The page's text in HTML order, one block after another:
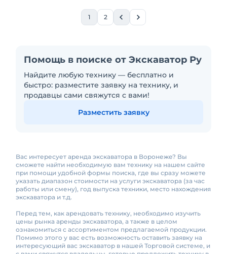
1 2
Помощь в поиске от Экскаватор Ру
Найдите любую технику — бесплатно и
быстро: разместите заявку на технику, и
продавцы сами свяжутся с вами!
Разместить заявку
Вас интересует аренда экскаватора в Воронеже? Вы
сможете найти необходимую вам технику на нашем сайте
при помощи удобной формы поиска, где вы сразу можете
указать диапазон стоимости на услуги экскаватора (за час
работы или смену), год выпуска техники, место нахождения
экскаватора и т.д.
Перед тем, как арендовать технику, необходимо изучить
цены рынка аренды экскаватора, а также в целом
ознакомиться с ассортиментом предлагаемой продукции.
Помимо этого у вас есть возможность оставить заявку на
интересующий вас экскаватор в нашей Торговой системе, и